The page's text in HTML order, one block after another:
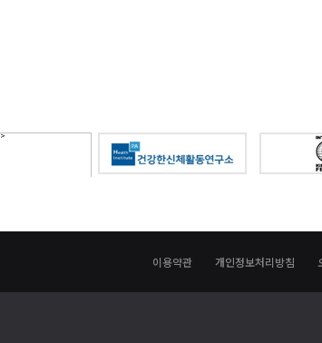
이용약관 개인정보처리방침